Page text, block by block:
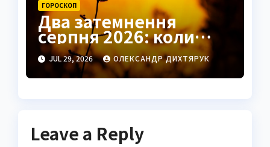
ГОРОСКОП
Два затемнення
серпня 2026: коли
чекати удачі в коханні
та грошах
JUL 29, 2026 ОЛЕКСАНДР ДИХТЯРУК
Leave a Reply